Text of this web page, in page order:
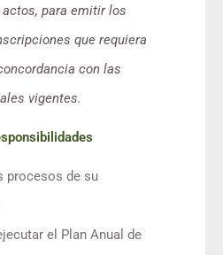
para emitir los
que requiera
con las
vigentes.
procesos de su
el Plan Anual de